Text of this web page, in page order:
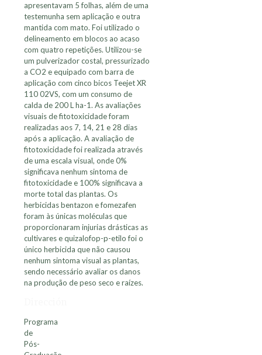
apresentavam 5 folhas, além de uma
testemunha sem aplicação e outra
mantida com mato. Foi utilizado o
delineamento em blocos ao acaso
com quatro repetições. Utilizou-se
um pulverizador costal, pressurizado
a CO2 e equipado com barra de
aplicação com cinco bicos Teejet XR
110 02VS, com um consumo de
calda de 200 L ha-1. As avaliações
visuais de fitotoxicidade foram
realizadas aos 7, 14, 21 e 28 dias
após a aplicação. A avaliação de
fitotoxicidade foi realizada através
de uma escala visual, onde 0%
significava nenhum sintoma de
fitotoxicidade e 100% significava a
morte total das plantas. Os
herbicidas bentazon e fomezafen
foram às únicas moléculas que
proporcionaram injurias drásticas as
cultivares e quizalofop-p-etilo foi o
único herbicida que não causou
nenhum sintoma visual as plantas,
sendo necessário avaliar os danos
na produção de peso seco e raízes.
Programa
de
Pós-